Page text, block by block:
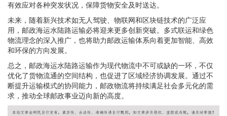
有效应对各种突发状况，保障货物安全及时送达。
未来，随着新兴技术如无人驾驶、物联网和区块链技术的广泛应
用，邮政海运水陆路运输必将迎来更多创新突破。多式联运和绿色
物流理念的深入推广，也将助力邮政运输体系向着更加智能、高效
和环保的方向发展。
总之，邮政海运水陆路运输作为现代物流中不可或缺的一环，不仅
优化了货物流通的空间结构，也促进了区域经济协调发展。通过不
断提升运输模式的协同能力，邮政物流将持续满足社会多元化的需
求，推动全球邮政事业迈向新的高度。